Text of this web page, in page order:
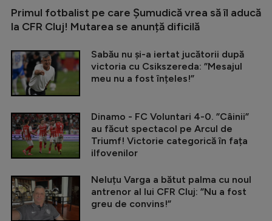
Primul fotbalist pe care Șumudică vrea să îl aducă
la CFR Cluj! Mutarea se anunță dificilă
Sabău nu și-a iertat jucătorii după
victoria cu Csikszereda: ”Mesajul
meu nu a fost înțeles!”
Dinamo - FC Voluntari 4-0. ”Câinii”
au făcut spectacol pe Arcul de
Triumf! Victorie categorică în fața
ilfovenilor
Neluțu Varga a bătut palma cu noul
antrenor al lui CFR Cluj: ”Nu a fost
greu de convins!”